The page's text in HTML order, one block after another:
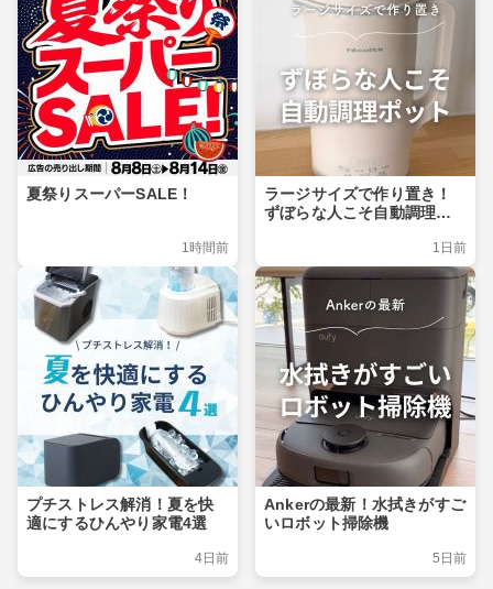
夏祭りスーパーSALE！
1時間前
ラージサイズで作り置き！
ずぼらな人こそ自動調理ポ
1日前
プチストレス解消！夏を快
適にするひんやり家電4選
4日前
Ankerの最新！水拭きがすご
いロボット掃除機
5日前